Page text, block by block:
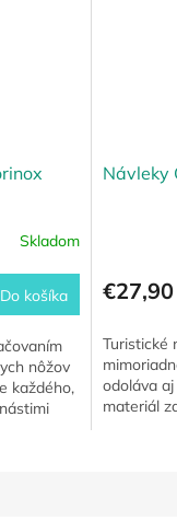
Skladom
Do košíka
nôžov
každého,
Návleky
€27,90
Turistické
odoláva
materiál